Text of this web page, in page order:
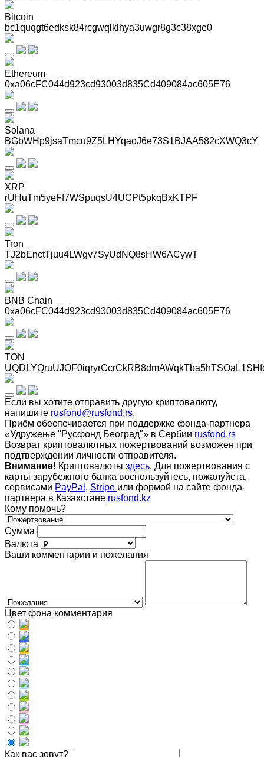
Bitcoin
bc1quqgt6edksk84rcgwqlklhya3uwgr8g3c38xge0
Ethereum
0xa06cFC044d923cd93003d835Cd409084ac605E76
Solana
BGbWHp9jsaTmcu9Z5LHYqaoJ6e73S1BJAA582cXWQ3cY
XRP
rUHuTm5yeFf7WSpuqsU4UCPt5pkqBxKTPF
Tron
TJ2bEnctTjuu4LWgv7SyUdNQ8sHW6ACywT
BNB Chain
0xa06cFC044d923cd93003d835Cd409084ac605E76
TON
Если вы хотите отправить другую криптовалюту,
напишите rusfond@rusfond.rs.
Приём обеспечивается при поддержке фонда-партнера
«Удружење "Русфонд Београд"» в Сербии rusfond.rs
Возврат криптовалютных пожертвований возможен при
подтверждении личности отправителя.
Внимание! Криптовалюты здесь. Для пожертвования с
карты зарубежного банка воспользуйтесь, пожалуйста,
сервисами PayPal , Stripe или формой на сайте фонда-
партнера в Казахстане rusfond.kz
Кому помочь?
Сумма
Валюта
Ваши комментарии и пожелания
Цвет фона комментария
Как вас зовут?